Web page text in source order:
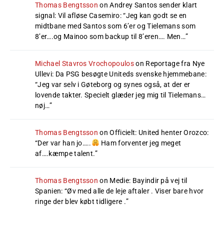
Thomas Bengtsson onAndrey Santos sender klart
signal: Vil afløse Casemiro: “Jeg kan godt se en
midtbane med Santos som 6’er og Tielemans som
8’er….og Mainoo som backup til 8’eren…. Men…”
Michael Stavros Vrochopouloson Reportage fra Nye
Ullevi: Da PSG besøgte Uniteds svenske hjemmebane:
“Jeg var selv i Gøteborg og synes også, at der er
lovende takter. Specielt glæder jeg mig til Tielemans…
nøj…”
Thomas Bengtsson onOfficielt: United henter Orozco:
“Der var han jo…..
Ham forventer jeg meget
af….kæmpe talent.”
Thomas Bengtsson on Medie: Bayindir på vej til
Spanien: “Øv med alle de leje aftaler . Viser bare hvor
ringe der blev købt tidligere .”